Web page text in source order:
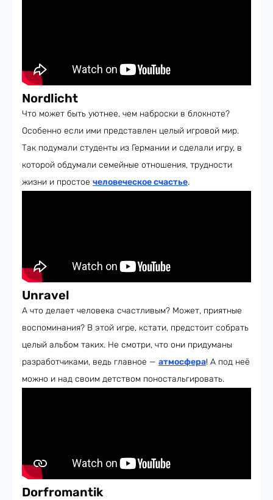
Nordlicht
Что может быть уютнее, чем наброски в блокноте?
Особенно если ими представлен целый игровой мир.
Так подумали студенты из Германии и сделали игру, в
которой обдумали семейные отношения, трудности
жизни и простое человеческое счастье.
Unravel
А что делает человека счастливым? Может, приятные
воспоминания? В этой игре, кстати, предстоит собрать
целый альбом таких. Не смотри, что они придуманы
разработчиками, ведь главное — атмосфера! А под неё
можно и над своим детством поностальгировать.
Dorfromantik